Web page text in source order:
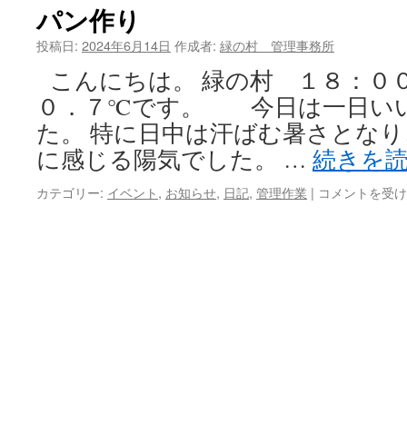
ツ
キ
パン作り
投稿日: 2024年6月14日 作成者: 緑の村 管理事務所
こんにちは。 緑の村 １８：０
０．７℃です。 今日は一日い
た。 特に日中は汗ばむ暑さとな
に感じる陽気でした。 … 続きを
カテゴリー: イベント, お知らせ, 日記, 管理作業 | パ
コメントを受